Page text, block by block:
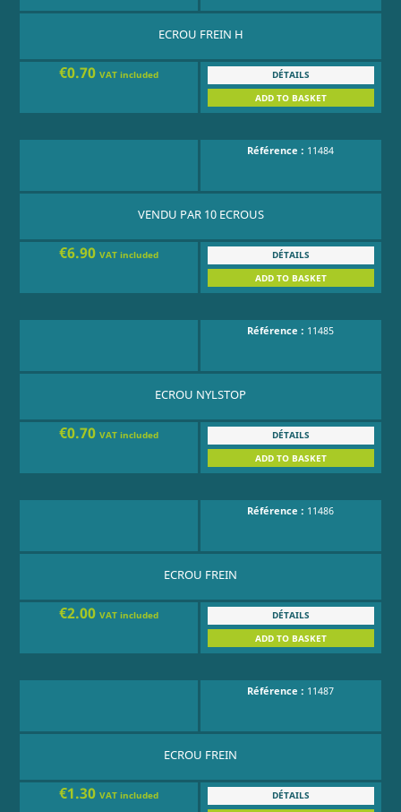
ECROU FREIN H
€0.70VAT included
DÉTAILS
ADD TO BASKET
Référence : 11484
VENDU PAR 10 ECROUS
€6.90VAT included
DÉTAILS
ADD TO BASKET
Référence : 11485
ECROU NYLSTOP
€0.70VAT included
DÉTAILS
ADD TO BASKET
Référence : 11486
ECROU FREIN
€2.00VAT included
DÉTAILS
ADD TO BASKET
Référence : 11487
ECROU FREIN
€1.30VAT included DÉTAILS